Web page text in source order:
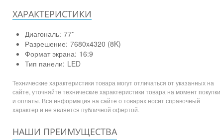
ХАРАКТЕРИСТИКИ
Диагональ: 77''
Разрешение: 7680x4320 (8K)
Формат экрана: 16:9
Тип панели: LED
Технические характеристики товара могут отличаться от указанных на
сайте, уточняйте технические характеристики товара на момент покупки
и оплаты. Вся информация на сайте о товарах носит справочный
характер и не является публичной офертой.
НАШИ ПРЕИМУЩЕСТВА